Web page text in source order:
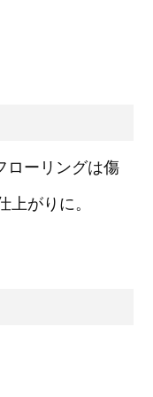
ローリングは傷
がりに。